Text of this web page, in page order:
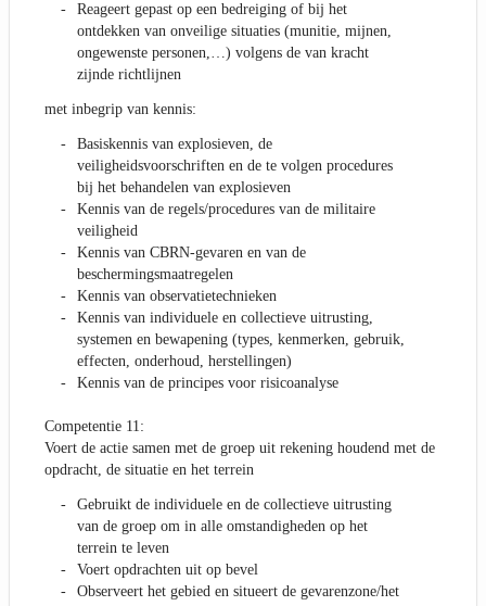
Reageert gepast op een bedreiging of bij het
ontdekken van onveilige situaties (munitie, mijnen,
ongewenste personen,…) volgens de van kracht
zijnde richtlijnen
met inbegrip van kennis:
Basiskennis van explosieven, de
veiligheidsvoorschriften en de te volgen procedures
bij het behandelen van explosieven
Kennis van de regels/procedures van de militaire
veiligheid
Kennis van CBRN-gevaren en van de
beschermingsmaatregelen
Kennis van observatietechnieken
Kennis van individuele en collectieve uitrusting,
systemen en bewapening (types, kenmerken, gebruik,
effecten, onderhoud, herstellingen)
Kennis van de principes voor risicoanalyse
Competentie 11:
Voert de actie samen met de groep uit rekening houdend met de
opdracht, de situatie en het terrein
Gebruikt de individuele en de collectieve uitrusting
van de groep om in alle omstandigheden op het
terrein te leven
Voert opdrachten uit op bevel
Observeert het gebied en situeert de gevarenzone/het